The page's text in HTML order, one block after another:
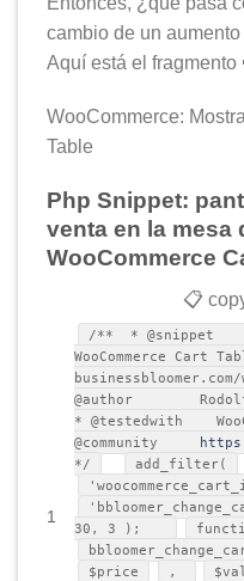
cambio de un
Aquí está el fragmento
WooCommerce:
Table
Php Snippet:
venta en la mesa
WooCommerce
📋
1
/** * @snippet
WooCommerce
@author Rodolfo
* @testedwith
@community
*/
add_filter(
30, 3 );
$price
,